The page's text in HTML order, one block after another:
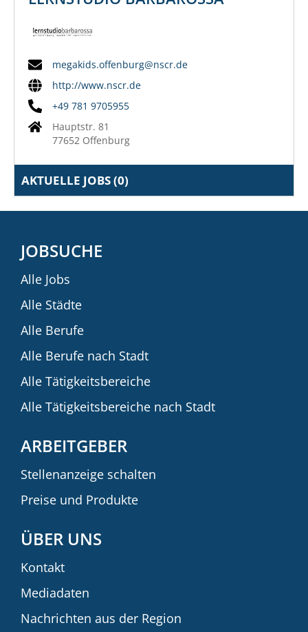
megakids.offenburg@nscr.de
http://www.nscr.de
+49 781 9705955
Hauptstr. 81
77652 Offenburg
AKTUELLE JOBS (0)
JOBSUCHE
Alle Jobs
Alle Städte
Alle Berufe
Alle Berufe nach Stadt
Alle Tätigkeitsbereiche
Alle Tätigkeitsbereiche nach Stadt
ARBEITGEBER
Stellenanzeige schalten
Preise und Produkte
ÜBER UNS
Kontakt
Mediadaten
Nachrichten aus der Region